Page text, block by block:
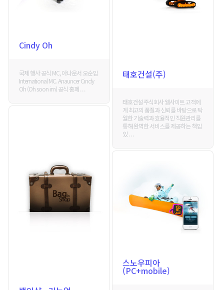
태호건설(주)
태호건설 주식회사 웹사이트 고객에
게 최고의 품질과 신뢰를 바탕으로 탁
월한 기술력과 효율적인 직원관리를
통해 완벽한 서비스를 제공하는 책임
있 . . .
Cindy Oh
국제 행사 공식 MC, 아나운서 오순임
International MC. Anauncer Cindy
Oh (Oh soon im) 공식 홈페 . . .
스노우피아
(PC+mobile)